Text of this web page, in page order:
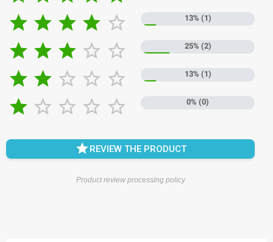
     13% (1)
     25% (2)
     13% (1)
     0% (0)
REVIEW THE PRODUCT
Product review processing policy